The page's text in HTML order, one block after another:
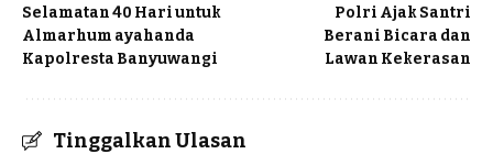
Selamatan 40 Hari untuk
Almarhum ayahanda
Kapolresta Banyuwangi
Polri Ajak Santri
Berani Bicara dan
Lawan Kekerasan
Tinggalkan Ulasan